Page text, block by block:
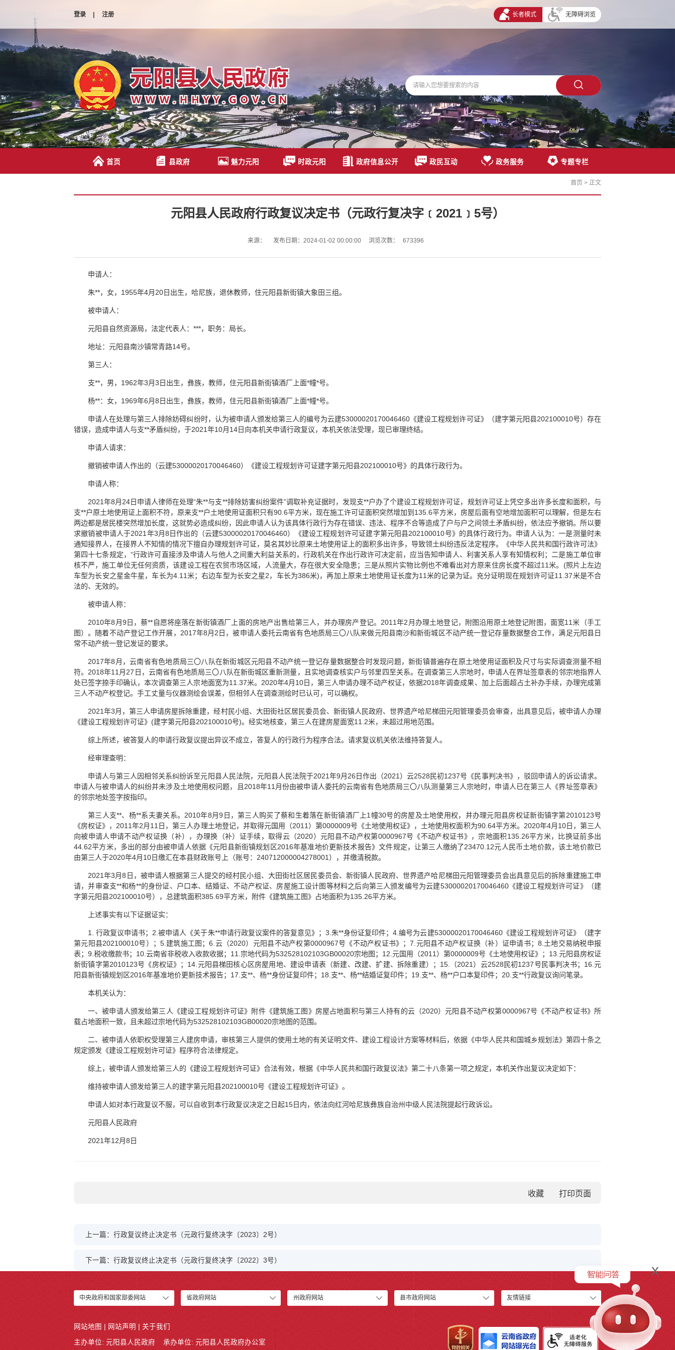
登录 | 注册 长者模式 无障碍浏览
首页 县政府 魅力元阳 时政元阳 政府信息公开 政民互动 政务服务 专题专栏
首页 > 正文
元阳县人民政府行政复议决定书（元政行复决字﹝2021﹞5号）
来源： 发布日期：2024-01-02 00:00:00 浏览次数： 673396
申请人：
朱**，女，1955年4月20日出生，哈尼族，退休教师，住元阳县新街镇大象田三组。
被申请人：
元阳县自然资源局，法定代表人：***，职务：局长。
地址：元阳县南沙镇常青路14号。
第三人：
支**，男，1962年3月3日出生，彝族，教师，住元阳县新街镇酒厂上面*幢*号。
杨**：女，1969年6月8日出生，彝族，教师，住元阳县新街镇酒厂上面*幢*号。
申请人在处理与第三人排除妨碍纠纷时，认为被申请人颁发给第三人的编号为云建53000020170046460《建设工程规划许可证》（建字第元阳县202100010号）存在
错误，造成申请人与支**矛盾纠纷，于2021年10月14日向本机关申请行政复议，本机关依法受理，现已审理终结。
申请人请求：
撤销被申请人作出的（云建53000020170046460）《建设工程规划许可证建字第元阳县202100010号》的具体行政行为。
申请人称：
2021年8月24日申请人律师在处理“朱**与支**排除妨害纠纷案件”调取补充证据时，发现支**户办了个建设工程规划许可证，规划许可证上凭空多出许多长度和面积，与
支**户原土地使用证上面积不符，原来支**户土地使用证面积只有90.6平方米，现在施工许可证面积突然增加到135.6平方米，房屋后面有空地增加面积可以理解，但是左右
两边都是居民楼突然增加长度，这就势必造成纠纷，因此申请人认为该具体行政行为存在错误、违法、程序不合等造成了户与户之间领土矛盾纠纷，依法应予撤销。所以要
求撤销被申请人于2021年3月8日作出的（云建53000020170046460）《建设工程规划许可证建字第元阳县202100010号》的具体行政行为。申请人认为：一是测量时未
通知接界人，在接界人不知情的情况下擅自办理规划许可证，莫名其妙比原来土地使用证上的面积多出许多，导致领土纠纷违反法定程序。《中华人民共和国行政许可法》
第四十七条规定，“行政许可直接涉及申请人与他人之间重大利益关系的，行政机关在作出行政许可决定前，应当告知申请人、利害关系人享有知情权利；二是施工单位审
核不严，施工单位无任何资质，该建设工程在农贸市场区域，人流量大，存在很大安全隐患；三是从照片实物比例也不难看出对方原来住房长度不超过11米。(照片上左边
车型为长安之星金牛星，车长为4.11米；右边车型为长安之星2，车长为386米)，再加上原来土地使用证长度为11米的记录为证。充分证明现在规划许可证11.37米是不合
法的、无效的。
被申请人称：
2010年8月9日，蔡**自愿将座落在新街镇酒厂上面的房地产出售给第三人，并办理房产登记。2011年2月办理土地登记，附图沿用原土地登记附图，面宽11米（手工
图）。随着不动产登记工作开展，2017年8月2日，被申请人委托云南省有色地质局三〇八队来做元阳县南沙和新街城区不动产统一登记存量数据整合工作，满足元阳县日
常不动产统一登记发证的要求。
2017年8月，云南省有色地质局三〇八队在新街城区元阳县不动产统一登记存量数据整合时发现问题，新街镇普遍存在原土地使用证面积及尺寸与实际调查测量不相
符。2018年11月27日，云南省有色地质局三〇八队在新街城区重新测量，且实地调查核实户与邻里四至关系。在调查第三人宗地时，申请人在界址签章表的邻宗地指界人
处已签字捺手印确认，本次调查第三人宗地面宽为11.37米。2020年4月10日，第三人申请办理不动产权证，依据2018年调查成果、加上后面超占土补办手续，办理完成第
三人不动产权登记。手工丈量与仪器测绘会误差，但相邻人在调查测绘时已认可，可以确权。
2021年3月，第三人申请房屋拆除重建，经村民小组、大田街社区居民委员会、新街镇人民政府、世界遗产哈尼梯田元阳管理委员会审查，出具意见后，被申请人办理
《建设工程规划许可证》(建字第元阳县202100010号)。经实地核查，第三人在建房屋面宽11.2米，未超过用地范围。
综上所述，被答复人的申请行政复议提出异议不成立，答复人的行政行为程序合法。请求复议机关依法维持答复人。
经审理查明：
申请人与第三人因相邻关系纠纷诉至元阳县人民法院，元阳县人民法院于2021年9月26日作出（2021）云2528民初1237号《民事判决书》，驳回申请人的诉讼请求。
申请人与被申请人的纠纷并未涉及土地使用权问题，且2018年11月份由被申请人委托的云南省有色地质局三〇八队测量第三人宗地时，申请人已在第三人《界址签章表》
的邻宗地处签字按指印。
第三人支**、杨**系夫妻关系。2010年8月9日，第三人购买了蔡和生着落在新街镇酒厂上1幢30号的房屋及土地使用权，并办理元阳县房权证新街镇字第2010123号
《房权证》，2011年2月11日，第三人办理土地登记，并取得元国用（2011）第0000009号《土地使用权证》，土地使用权面积为90.64平方米。2020年4月10日，第三人
向被申请人申请不动产权证换（补），办理换（补）证手续，取得云（2020）元阳县不动产权第0000967号《不动产权证书》，宗地面积135.26平方米，比换证前多出
44.62平方米，多出的部分由被申请人依据《元阳县新街镇规划区2016年基准地价更新技术报告》文件规定，让第三人缴纳了23470.12元人民币土地价款，该土地价款已
由第三人于2020年4月10日缴汇在本县财政账号上（账号：240712000004278001），并缴清税款。
2021年3月8日，被申请人根据第三人提交的经村民小组、大田街社区居民委员会、新街镇人民政府、世界遗产哈尼梯田元阳管理委员会出具意见后的拆除重建施工申
请，并审查支**和杨**的身份证、户口本、结婚证、不动产权证、房屋施工设计图等材料之后向第三人颁发编号为云建53000020170046460《建设工程规划许可证》（建
字第元阳县202100010号），总建筑面积385.69平方米，附件《建筑施工图》占地面积为135.26平方米。
上述事实有以下证据证实：
1. 行政复议申请书；2.被申请人《关于朱**申请行政复议案件的答复意见》；3.朱**身份证复印件；4.编号为云建53000020170046460《建设工程规划许可证》（建字
第元阳县202100010号）；5.建筑施工图；6.云（2020）元阳县不动产权第0000967号《不动产权证书》；7.元阳县不动产权证换（补）证申请书；8.土地交易纳税申报
表；9.税收缴款书；10.云南省非税收入收款收据；11.宗地代码为532528102103GB00020宗地图；12.元国用（2011）第0000009号《土地使用权证》；13.元阳县房权证
新街镇字第2010123号《房权证》；14.元阳县梯田核心区房屋用地、建设申请表（新建、改建、扩建、拆除重建）；15.（2021）云2528民初1237号民事判决书；16.元
阳县新街镇规划区2016年基准地价更新技术报告；17.支**、杨**身份证复印件；18.支**、杨**结婚证复印件；19.支**、杨**户口本复印件；20.支**行政复议询问笔录。
本机关认为：
一、被申请人颁发给第三人《建设工程规划许可证》附件《建筑施工图》房屋占地面积与第三人持有的云（2020）元阳县不动产权第0000967号《不动产权证书》所
载占地面积一致，且未超过宗地代码为532528102103GB00020宗地图的范围。
二、被申请人依职权受理第三人建房申请，审核第三人提供的使用土地的有关证明文件、建设工程设计方案等材料后，依据《中华人民共和国城乡规划法》第四十条之
规定颁发《建设工程规划许可证》程序符合法律规定。
综上，被申请人颁发给第三人的《建设工程规划许可证》合法有效，根据《中华人民共和国行政复议法》第二十八条第一项之规定，本机关作出复议决定如下：
维持被申请人颁发给第三人的建字第元阳县202100010号《建设工程规划许可证》。
申请人如对本行政复议不服，可以自收到本行政复议决定之日起15日内，依法向红河哈尼族彝族自治州中级人民法院提起行政诉讼。
元阳县人民政府
2021年12月8日
收藏
上一篇：行政复议终止决定书（元政行复终决字〔2023〕2号）
下一篇：行政复议终止决定书（元政行复终决字〔2022〕3号）
中央政府和国家部委网站 省政府网站 州政府网站 县市政府网站 友情链接
x
网站地图 网站声明 关于我们
主办单位: 元阳县人民政府 承办单位: 元阳县人民政府办公室